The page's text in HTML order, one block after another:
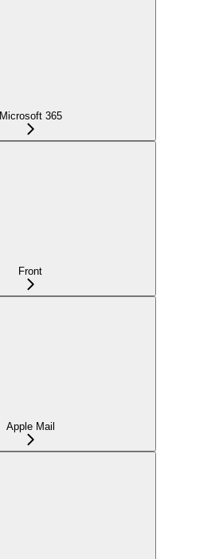
Microsoft 365
Front
Apple Mail